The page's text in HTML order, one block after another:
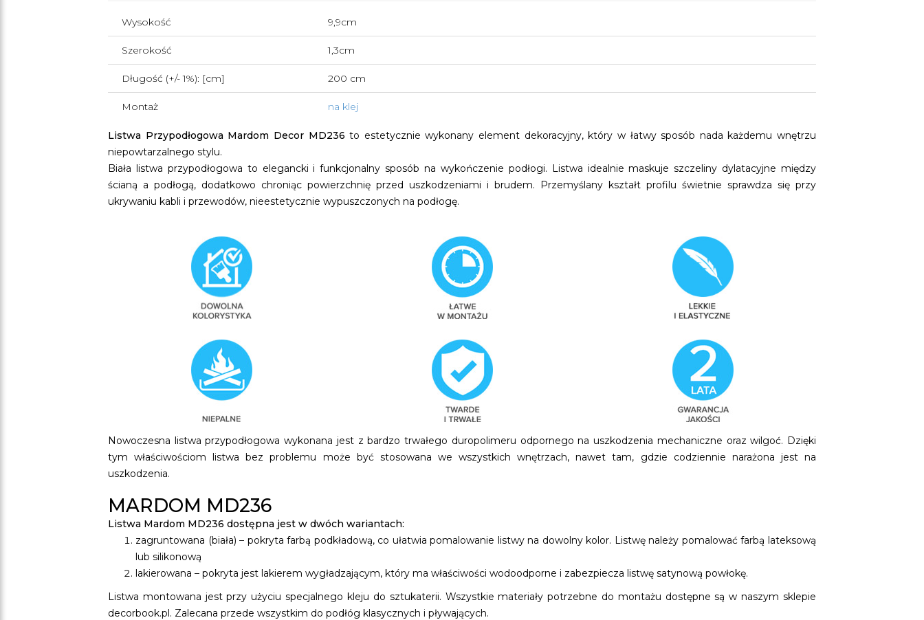
Wysokość 9,9cm
Szerokość 1,3cm
Długość (+/- 1%): [cm] 200 cm
Montaż na klej
Listwa Przypodłogowa Mardom Decor MD236 to estetycznie wykonany element dekoracyjny, który w łatwy sposób nada każdemu wnętrzu
niepowtarzalnego stylu.
Biała listwa przypodłogowa to elegancki i funkcjonalny sposób na wykończenie podłogi. Listwa idealnie maskuje szczeliny dylatacyjne między
ścianą a podłogą, dodatkowo chroniąc powierzchnię przed uszkodzeniami i brudem. Przemyślany kształt profilu świetnie sprawdza się przy
ukrywaniu kabli i przewodów, nieestetycznie wypuszczonych na podłogę.
Nowoczesna listwa przypodłogowa wykonana jest z bardzo trwałego duropolimeru odpornego na uszkodzenia mechaniczne oraz wilgoć. Dzięki
tym właściwościom listwa bez problemu może być stosowana we wszystkich wnętrzach, nawet tam, gdzie codziennie narażona jest na
uszkodzenia.
MARDOM MD236
Listwa Mardom MD236 dostępna jest w dwóch wariantach:
zagruntowana (biała) – pokryta farbą podkładową, co ułatwia pomalowanie listwy na dowolny kolor. Listwę należy pomalować farbą lateksową
lub silikonową
lakierowana – pokryta jest lakierem wygładzającym, który ma właściwości wodoodporne i zabezpiecza listwę satynową powłokę.
Listwa montowana jest przy użyciu specjalnego kleju do sztukaterii. Wszystkie materiały potrzebne do montażu dostępne są w naszym sklepie
decorbook.pl. Zalecana przede wszystkim do podłóg klasycznych i pływających.